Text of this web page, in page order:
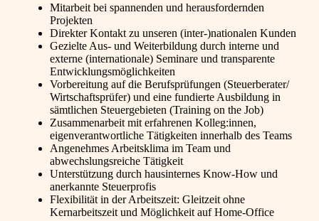
Mitarbeit bei spannenden und herausfordernden
Projekten
Direkter Kontakt zu unseren (inter-)nationalen Kunden
Gezielte Aus- und Weiterbildung durch interne und
externe (internationale) Seminare und transparente
Entwicklungsmöglichkeiten
Vorbereitung auf die Berufsprüfungen (Steuerberater/
Wirtschaftsprüfer) und eine fundierte Ausbildung in
sämtlichen Steuergebieten (Training on the Job)
Zusammenarbeit mit erfahrenen Kolleg:innen,
eigenverantwortliche Tätigkeiten innerhalb des Teams
Angenehmes Arbeitsklima im Team und
abwechslungsreiche Tätigkeit
Unterstützung durch hausinternes Know-How und
anerkannte Steuerprofis
Flexibilität in der Arbeitszeit: Gleitzeit ohne
Kernarbeitszeit und Möglichkeit auf Home-Office